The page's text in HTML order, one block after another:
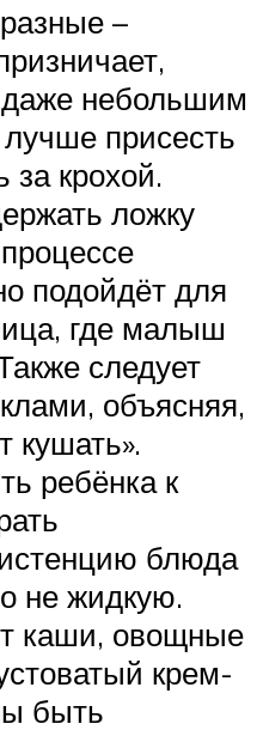
–
небольшим
присесть
крохой.
ложку
подойдёт для
где малыш
следует
объясняя,
кушать».
ребёнка к
блюда
не жидкую.
каши, овощные
крем-
быть